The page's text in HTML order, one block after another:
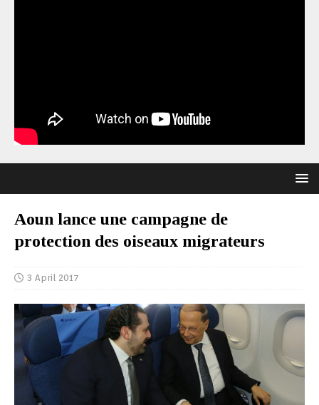
Aoun lance une campagne de
protection des oiseaux migrateurs
3 April 2017